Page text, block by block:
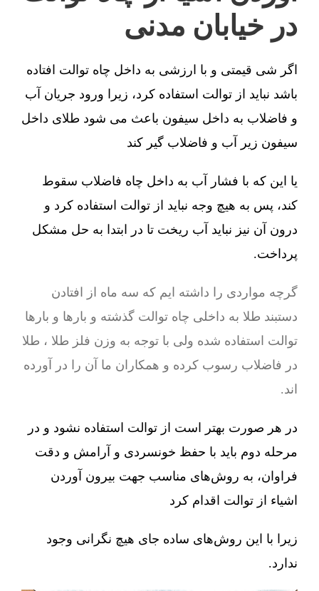
در خیابان مدنی
اگر شی قیمتی و با ارزشی به داخل چاه توالت افتاده
باشد نباید از توالت استفاده کرد، زیرا ورود جریان آب
و فاضلاب به داخل سیفون باعث می شود طلای داخل
سیفون زیر آب و فاضلاب گیر کند
یا این که با فشار آب به داخل چاه فاضلاب سقوط
کند، پس به هیچ وجه نباید از توالت استفاده کرد و
درون آن نیز نباید آب ریخت تا در ابتدا به حل مشکل
پرداخت.
گرچه مواردی را داشته ایم که سه ماه از افتادن
دستبند طلا به داخلی چاه توالت گذشته و بارها و بارها
توالت استفاده شده ولی با توجه به وزن فلز طلا ، طلا
در فاضلاب رسوب کرده و همکاران ما آن را در آورده
اند.
در هر صورت بهتر است از توالت استفاده نشود و در
مرحله دوم باید با حفظ خونسردی و آرامش و دقت
فراوان، به روش‌های مناسب جهت بیرون آوردن
اشیاء از توالت اقدام کرد
زیرا با این روش‌های ساده جای هیچ نگرانی وجود
ندارد.